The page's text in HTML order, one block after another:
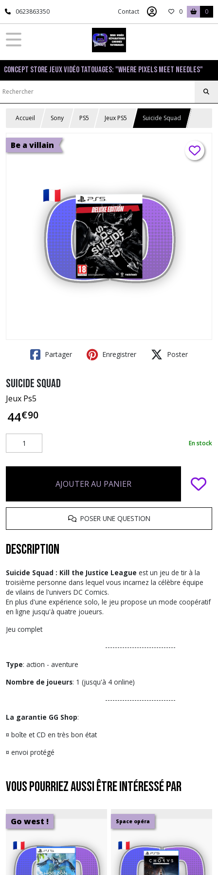
0623863350 Contact 0 0
Concept Store Jeux Vidéo Tatouages: "Where pixels meet needles"
Accueil Sony PS5 Jeux PS5 Suicide Squad
Be a villain
Partager Enregistrer Poster
Suicide Squad
Jeux Ps5
44€90
En stock
AJOUTER AU PANIER
POSER UNE QUESTION
Description
Suicide Squad : Kill the Justice League est un jeu de tir à la
troisième personne dans lequel vous incarnez la célèbre équipe
de vilains de l'univers DC Comics.
En plus d'une expérience solo, le jeu propose un mode coopératif
en ligne jusqu'à quatre joueurs.
Jeu complet
-----------------------------
Type: action - aventure
Nombre de joueurs: 1 (jusqu'à 4 online)
-----------------------------
La garantie GG Shop:
¤ boîte et CD en très bon état
¤ envoi protégé
Vous pourriez aussi être intéressé par
Go west ! Space opéra